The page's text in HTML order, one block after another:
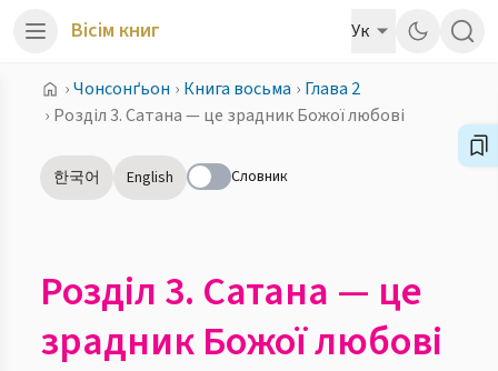
Вісім книг Ук
›Чонсонґьон › Книга восьма › Глава 2
› Розділ 3. Сатана — це зрадник Божої любові
한국어 English Словник
Розділ 3. Сатана — це
зрадник Божої любові